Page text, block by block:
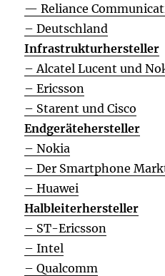
— Reliance
– Deutschland
Infrastrukturhersteller
– Alcatel Lucent und
– Ericsson
– Starent und Cisco
Endgerätehersteller
– Nokia
– Der Smartphone
– Huawei
Halbleiterhersteller
– ST-Ericsson
– Intel
– Qualcomm